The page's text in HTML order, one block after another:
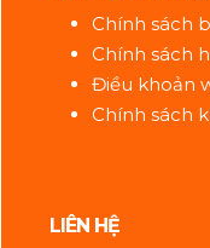
Chính sách
Chính sách
Điều khoản
Chính sách
LIÊN HỆ